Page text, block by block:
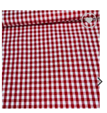
Auf die
Wunschliste